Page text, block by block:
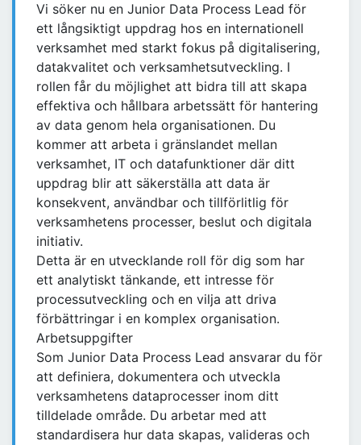
Vi söker nu en Junior Data Process Lead för
ett långsiktigt uppdrag hos en internationell
verksamhet med starkt fokus på digitalisering,
datakvalitet och verksamhetsutveckling. I
rollen får du möjlighet att bidra till att skapa
effektiva och hållbara arbetssätt för hantering
av data genom hela organisationen. Du
kommer att arbeta i gränslandet mellan
verksamhet, IT och datafunktioner där ditt
uppdrag blir att säkerställa att data är
konsekvent, användbar och tillförlitlig för
verksamhetens processer, beslut och digitala
initiativ.
Detta är en utvecklande roll för dig som har
ett analytiskt tänkande, ett intresse för
processutveckling och en vilja att driva
förbättringar i en komplex organisation.
Arbetsuppgifter
Som Junior Data Process Lead ansvarar du för
att definiera, dokumentera och utveckla
verksamhetens dataprocesser inom ditt
tilldelade område. Du arbetar med att
standardisera hur data skapas, valideras och